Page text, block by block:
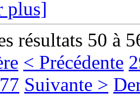
plus]
résultats 50 à
< Précédente
Suivante >